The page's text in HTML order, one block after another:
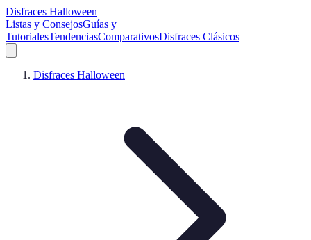
Disfraces Halloween
Listas y ConsejosGuías y
TutorialesTendenciasComparativosDisfraces Clásicos
Disfraces Halloween